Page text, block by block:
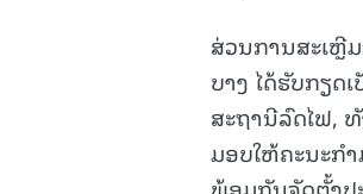
ສ່ວນການສະເຫຼີ
ບາງ ໄດ້ຮັບກຽດ
ສະຖານີລົດໄຟ,
ມອບໃຫ້ຄະນະກ